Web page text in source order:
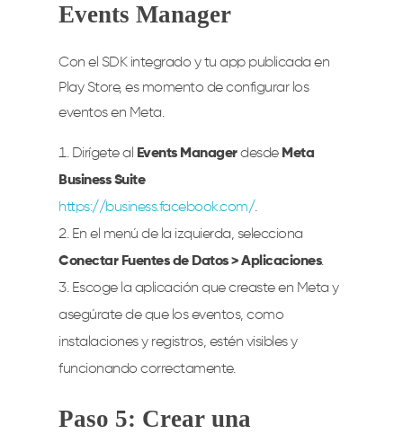
Events Manager
Con el SDK integrado y tu app publicada en
Play Store, es momento de configurar los
eventos en Meta.
Dirígete al Events Managerdesde Meta
Business Suite
https://business.facebook.com/.
En el menú de la izquierda, selecciona
Conectar Fuentes de Datos > Aplicaciones.
Escoge la aplicación que creaste en Meta y
asegúrate de que los eventos, como
instalaciones y registros, estén visibles y
funcionando correctamente.
Paso 5: Crear una